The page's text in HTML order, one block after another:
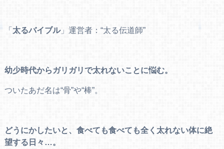
「 太るバイブル」運営者：“太る伝道師”
幼少時代からガリガリで太れないことに悩む。
ついたあだ名は“骨”や“棒”。
どうにかしたいと、食べても食べても全く太れない体に絶
望する日々…。